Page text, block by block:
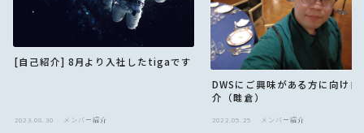
[自己紹介] 8月より入社したtigaです
2023.08.30 メンバー紹介
DWSにご興味がある方に向け自
介（畦倉）
2022.05.25 メンバー紹介